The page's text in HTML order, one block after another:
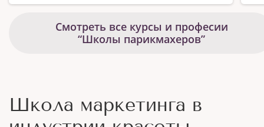
Смотреть все курсы и професии
“Школы парикмахеров”
Школа маркетинга в